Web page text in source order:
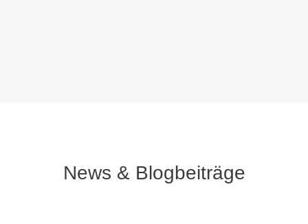
News & Blogbeiträge